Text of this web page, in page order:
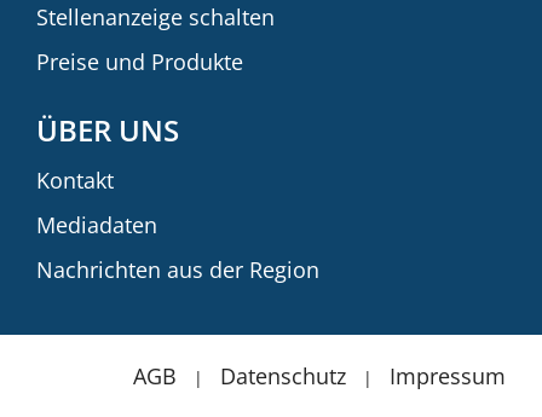
Stellenanzeige schalten
Preise und Produkte
ÜBER UNS
Kontakt
Mediadaten
Nachrichten aus der Region
AGB | Datenschutz | Impressum